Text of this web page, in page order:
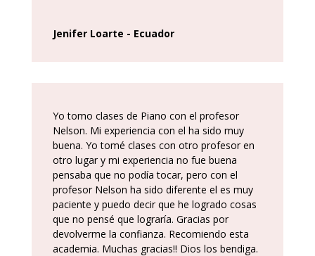
Jenifer Loarte - Ecuador
Yo tomo clases de Piano con el profesor
Nelson. Mi experiencia con el ha sido muy
buena. Yo tomé clases con otro profesor en
otro lugar y mi experiencia no fue buena
pensaba que no podía tocar, pero con el
profesor Nelson ha sido diferente el es muy
paciente y puedo decir que he logrado cosas
que no pensé que lograría. Gracias por
devolverme la confianza. Recomiendo esta
academia. Muchas gracias!! Dios los bendiga.